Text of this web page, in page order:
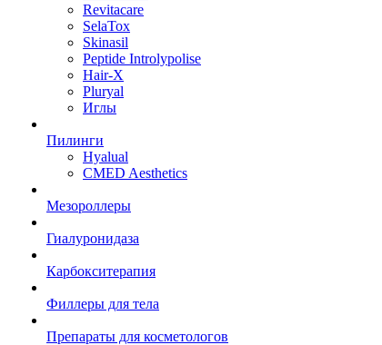
Revitacare
SelaTox
Skinasil
Peptide Introlypolise
Hair-X
Pluryal
Иглы
Пилинги
Hyalual
CMED Aesthetics
Мезороллеры
Гиалуронидаза
Карбокситерапия
Филлеры для тела
Препараты для косметологов